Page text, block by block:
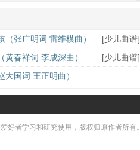
（张广明词 雷维模曲） [少儿曲谱]
黄春祥词 李成深曲） [少儿曲谱]
大国词 王正明曲）
好者学习和研究使用，版权归原作者所有。